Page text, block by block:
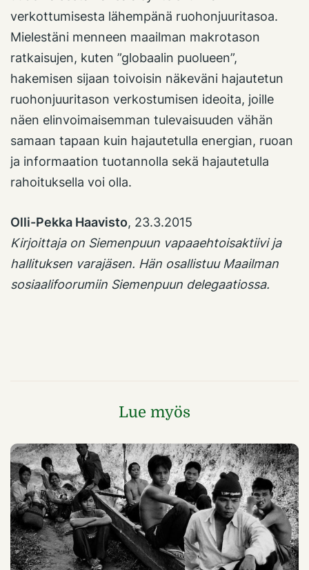
verkottumisesta lähempänä ruohonjuuritasoa.
Mielestäni menneen maailman makrotason
ratkaisujen, kuten ”globaalin puolueen”,
hakemisen sijaan toivoisin näkeväni hajautetun
ruohonjuuritason verkostumisen ideoita, joille
näen elinvoimaisemman tulevaisuuden vähän
samaan tapaan kuin hajautetulla energian, ruoan
ja informaation tuotannolla sekä hajautetulla
rahoituksella voi olla.
Olli-Pekka Haavisto, 23.3.2015
Kirjoittaja on Siemenpuun vapaaehtoisaktiivi ja
hallituksen varajäsen. Hän osallistuu Maailman
sosiaalifoorumiin Siemenpuun delegaatiossa.
Lue myös